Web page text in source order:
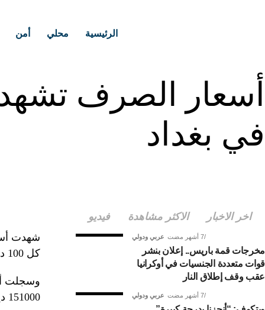
الرئيسية محلي أمن
في بغداد
كل 100 دولار.
151000 دينار لكل 100 دولار.
اخر الاخبار الاكثر مشاهدة فيديو
عربي ودولي 7 أشهر مضت
مخرجات قمة باريس.. إعلان بنشر
قوات متعددة الجنسيات في أوكرانيا
عقب وقف إطلاق النار
عربي ودولي 7 أشهر مضت